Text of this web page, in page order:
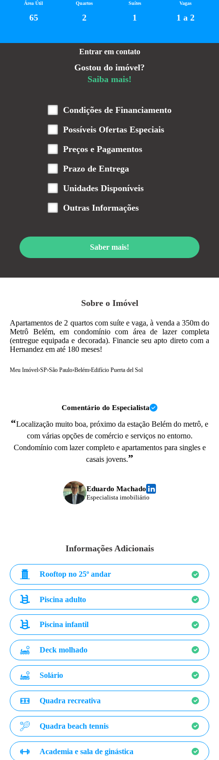
Sobre o Imóvel
Apartamentos de 2 quartos com suíte e vaga, à venda a 350m do
Metrô Belém, em condomínio com área de lazer completa
(entregue equipada e decorada). Financie seu apto direto com a
Hernandez em até 180 meses!
Meu Imóvel›SP›São Paulo›Belém›Edifício Puerta del Sol
Entrar em contato
Gostou do imóvel?
Saiba mais!
Condições de Financiamento
Possíveis Ofertas Especiais
Preços e Pagamentos
Prazo de Entrega
Unidades Disponíveis
Outras Informações
Saber mais!
Área Útil
65
Quartos
2
Suítes
1
Vagas
1 a 2
Comentário do Especialista
“Localização muito boa, próximo da estação Belém do metrô, e
com várias opções de comércio e serviços no entorno.
Condomínio com lazer completo e apartamentos para singles e
casais jovens.”
Eduardo Machado
Especialista imobiliário
Informações Adicionais
Rooftop no 25º andar
Piscina adulto
Piscina infantil
Deck molhado
Solário
Quadra recreativa
Quadra beach tennis
Academia e sala de ginástica